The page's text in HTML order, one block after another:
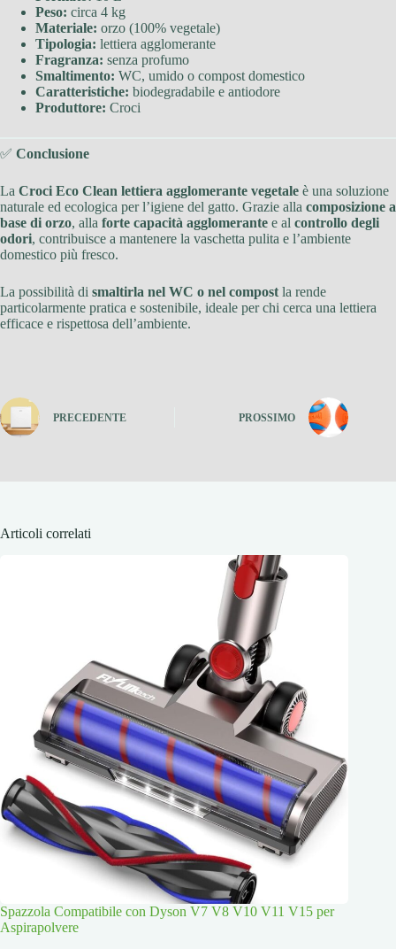
Peso: circa 4 kg
Materiale: orzo (100% vegetale)
Tipologia: lettiera agglomerante
Fragranza: senza profumo
Smaltimento: WC, umido o compost domestico
Caratteristiche: biodegradabile e antiodore
Produttore: Croci
✅ Conclusione
La Croci Eco Clean lettiera agglomerante vegetale è una soluzione
naturale ed ecologica per l’igiene del gatto. Grazie alla composizione a
base di orzo, alla forte capacità agglomerante e al controllo degli
odori, contribuisce a mantenere la vaschetta pulita e l’ambiente
domestico più fresco.
La possibilità di smaltirla nel WC o nel compost la rende
particolarmente pratica e sostenibile, ideale per chi cerca una lettiera
efficace e rispettosa dell’ambiente.
PRECEDENTE PROSSIMO
Articoli correlati
Spazzola Compatibile con Dyson V7 V8 V10 V11 V15 per
Aspirapolvere